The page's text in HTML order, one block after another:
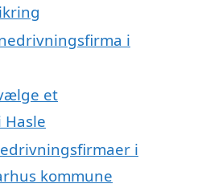
i
et
i
kommune